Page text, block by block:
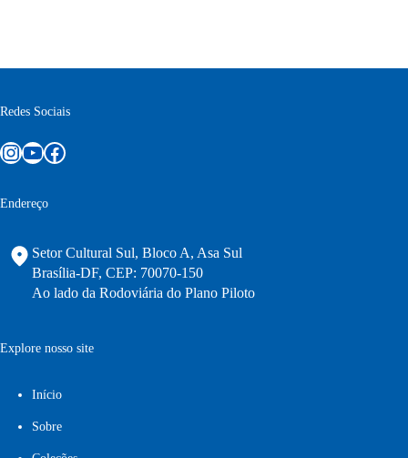
Redes Sociais
Instagram
Youtube
Facebook
Endereço
Setor Cultural Sul, Bloco A, Asa Sul
Brasília-DF, CEP: 70070-150
Ao lado da Rodoviária do Plano Piloto
Explore nosso site
Início
Sobre